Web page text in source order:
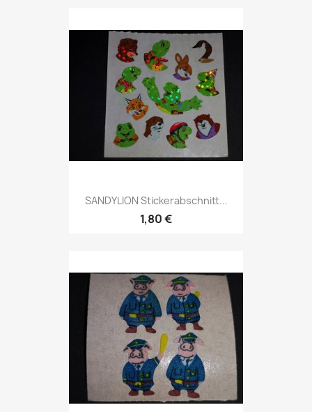
SANDYLION Stickerabschnitt...
1,80 €